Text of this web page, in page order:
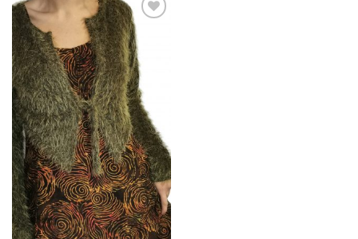
Toevoegen
aan
wenslijst